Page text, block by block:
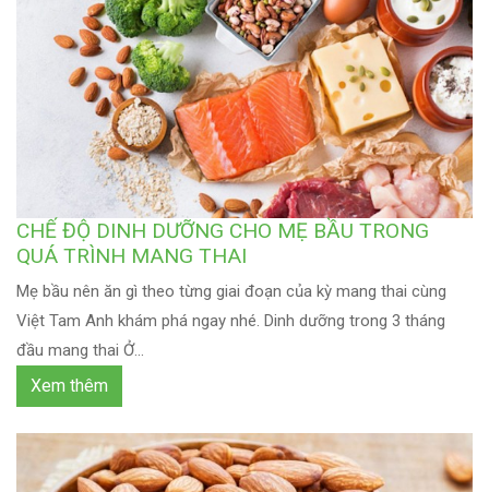
CHẾ ĐỘ DINH DƯỠNG CHO MẸ BẦU TRONG
QUÁ TRÌNH MANG THAI
Mẹ bầu nên ăn gì theo từng giai đoạn của kỳ mang thai cùng
Việt Tam Anh khám phá ngay nhé. Dinh dưỡng trong 3 tháng
đầu mang thai Ở...
Xem thêm